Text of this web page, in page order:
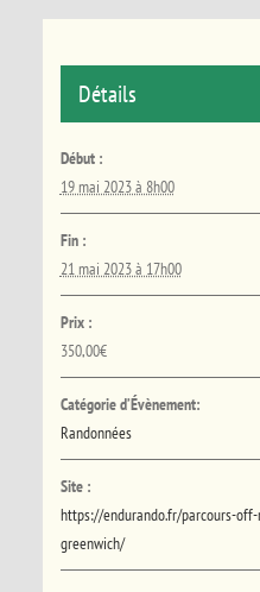
Détails
Début :
19 mai 2023 à 8h00
Fin :
21 mai 2023 à 17h00
Prix :
350,00€
Catégorie d’Évènement:
Randonnées
Site :
https://endurando.fr/parcours-
greenwich/